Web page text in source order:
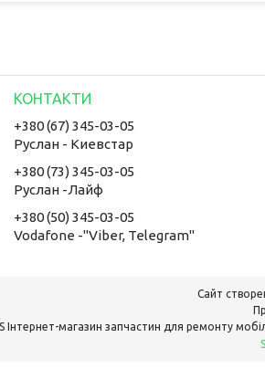
+380 (67) 345-03-05
Руслан - Киевстар
+380 (73) 345-03-05
Руслан -Лайф
+380 (50) 345-03-05
Vodafone -"Viber, Telegram"
Сайт